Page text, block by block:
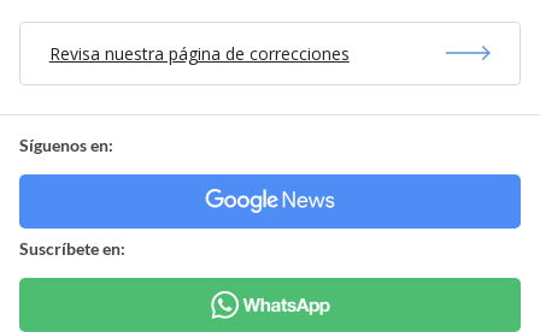
Revisa nuestra página de correcciones
Síguenos en:
Suscríbete en: